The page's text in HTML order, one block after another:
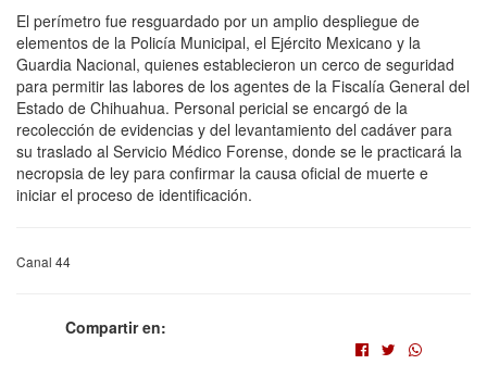
El perímetro fue resguardado por un amplio despliegue de
elementos de la Policía Municipal, el Ejército Mexicano y la
Guardia Nacional, quienes establecieron un cerco de seguridad
para permitir las labores de los agentes de la Fiscalía General del
Estado de Chihuahua. Personal pericial se encargó de la
recolección de evidencias y del levantamiento del cadáver para
su traslado al Servicio Médico Forense, donde se le practicará la
necropsia de ley para confirmar la causa oficial de muerte e
iniciar el proceso de identificación.
Canal 44
Compartir en: